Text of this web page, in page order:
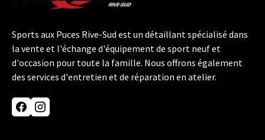
Sports aux Puces Rive-Sud est un détaillant spécialisé dans
la vente et l'échange d'équipement de sport neuf et
d'occasion pour toute la famille. Nous offrons également
des services d'entretien et de réparation en atelier.
FacebookInstagram